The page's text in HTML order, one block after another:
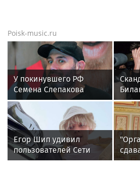
Poisk-music.ru
У покинувшего РФ
Семена Слепакова
нашли еще две
квартиры в Москве
в
Егор Шип удивил
пользователей Сети
кардинальной сменой